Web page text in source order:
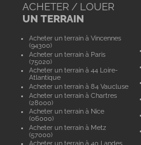
ACHETER / LOUER
UN TERRAIN
Acheter un terrain à Vincennes
(94300)
Acheter un terrain à Paris
(75020)
Acheter un terrain à 44 Loire-
Atlantique
Acheter un terrain à 84 Vaucluse
Acheter un terrain à Chartres
(28000)
Acheter un terrain à Nice
(06000)
Acheter un terrain à Metz
(57000)
Acheter un terrain à 40 Landes